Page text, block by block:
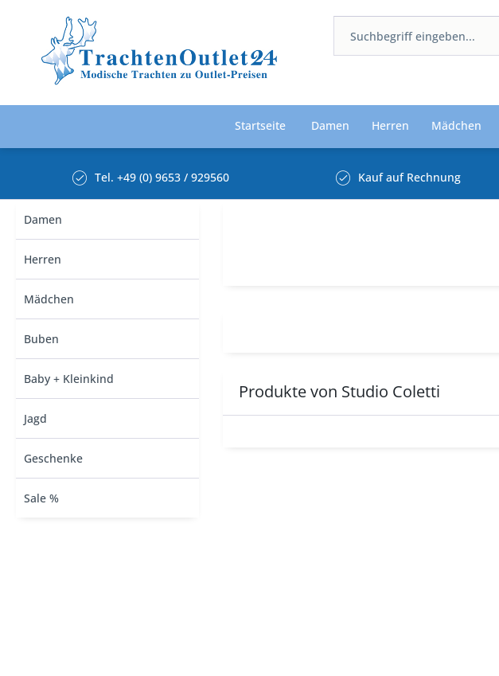
Startseite Damen Herren Mädchen
Tel. +49 (0) 9653 / 929560 Kauf auf Rechnung
Damen
Herren
Mädchen
Buben
Baby + Kleinkind
Jagd
Geschenke
Sale %
Produkte von Studio Coletti